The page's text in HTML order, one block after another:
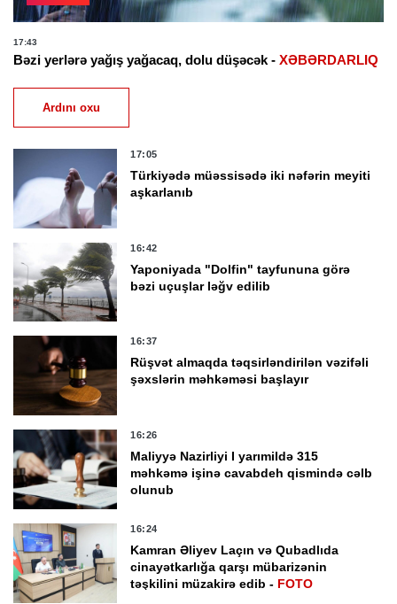
17:43
Bəzi yerlərə yağış yağacaq, dolu düşəcək - XƏBƏRDARLIQ
Ardını oxu
17:05
Türkiyədə müəssisədə iki nəfərin meyiti
aşkarlanıb
16:42
Yaponiyada "Dolfin" tayfununa görə
bəzi uçuşlar ləğv edilib
16:37
Rüşvət almaqda təqsirləndirilən vəzifəli
şəxslərin məhkəməsi başlayır
16:26
Maliyyə Nazirliyi I yarımildə 315
məhkəmə işinə cavabdeh qismində cəlb
olunub
16:24
Kamran Əliyev Laçın və Qubadlıda
cinayətkarlığa qarşı mübarizənin
təşkilini müzakirə edib - FOTO